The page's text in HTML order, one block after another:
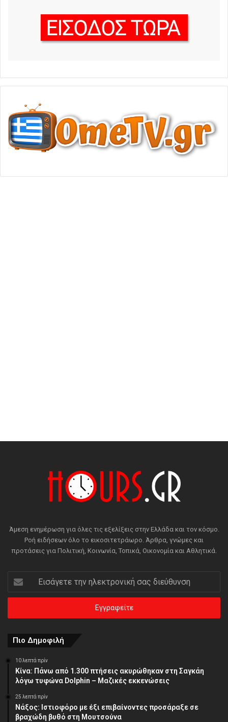
Άμεση ενημέρωση για όλες τις εξελίξεις στην Ελλάδα και τον κόσμο.
Ροή ειδήσεων όλο το εικοσιτετράωρο. Άρθρα, γνώμες και
προτάσεις για Πολιτική, Κοινωνία, Τοπικά, Οικονομία και Αθλητικά.
Εισάγετε
την
ηλεκτρονική
διεύθυνση
Πιο Δημοφιλή
10 λεπτά πρίν
Κίνα: Πάνω από 1.300 πτήσεις ακυρώθηκαν στη Σαγκάη
λόγω τυφώνα Dolphin – Μαζικές εκκενώσεις
25 λεπτά πρίν
Νάξος: Ιστιοφόρο με έξι επιβαίνοντες προσάραξε σε
βραχώδη βυθό στη Μουτσούνα